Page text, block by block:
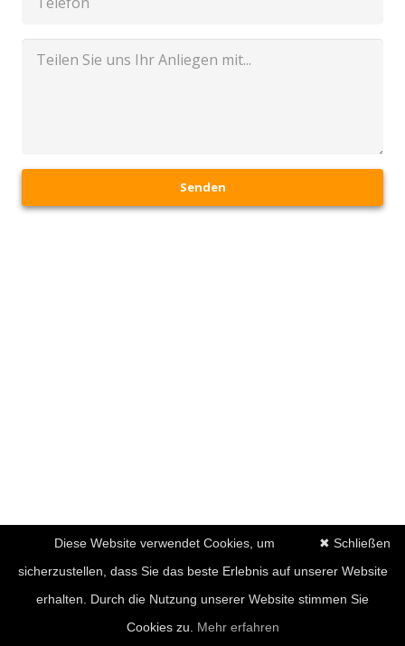
Senden
✖ Schließen
Diese Website verwendet Cookies, um
sicherzustellen, dass Sie das beste Erlebnis auf unserer Website
erhalten. Durch die Nutzung unserer Website stimmen Sie
Cookies zu. Mehr erfahren